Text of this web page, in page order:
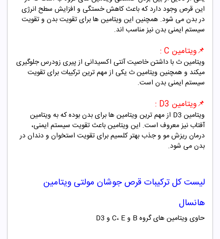
این قرص وجود دارد که باعث کاهش خستگی و افزایش سطح انرژی
در بدن می شود. همچنین این ویتامین ها برای تقویت بدن و تقویت
سیستم ایمنی بدن نیز مناسب اند.
📌ویتامین C :
ویتامین ث با داشتن خاصیت آنتی اکسیدانی از پیری زودرس جلوگیری
میکند و همچنین ویتامین ث یکی از مهم ترین ترکیبات برای تقویت
سیستم ایمنی بدن است.
📌ویتامین D3 :
ویتامین D3 از مهم ترین ویتامین ها برای بدن بوده که به ویتامین
آفتاب نیز معروف است. این ویتامین باعث تقویت سیستم ایمنی،
درمان ریزش مو و جذب بهتر کلسیم برای تقویت استخوان و دندان در
بدن می شود.
لیست کل ترکیبات قرص جوشان مولتی ویتامین
هانسال
حاوی ویتامین های گروه B و C، E و D3